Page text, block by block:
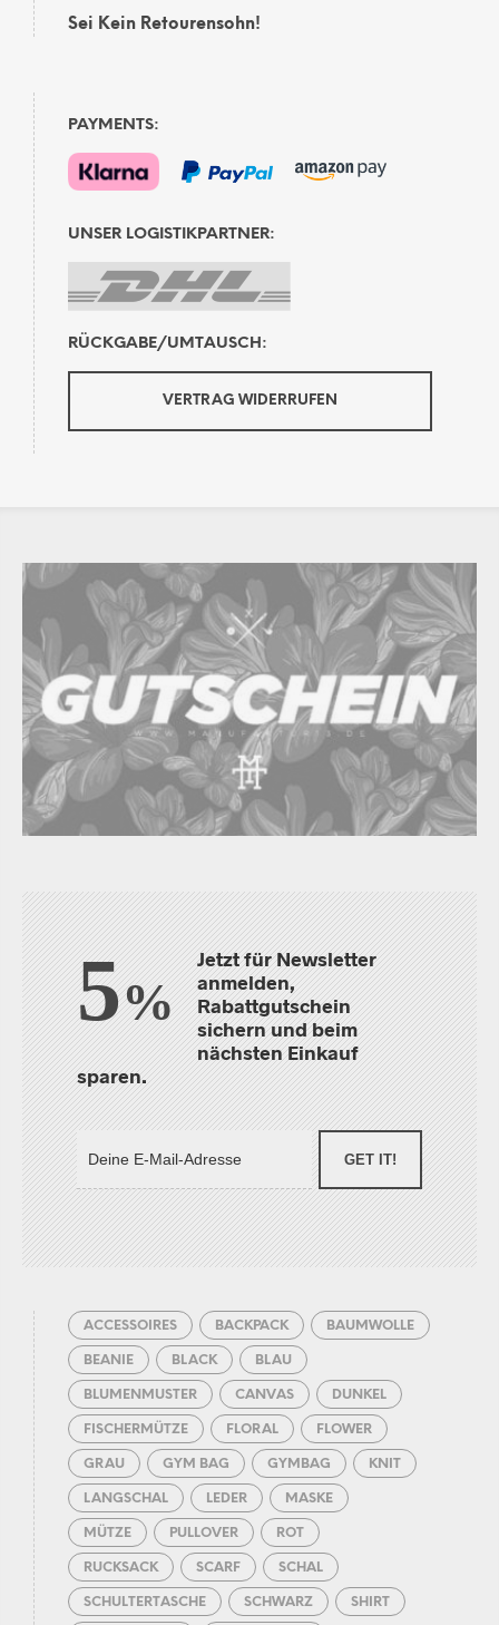
Sei Kein Retourensohn!
PAYMENTS:
UNSER LOGISTIKPARTNER:
RÜCKGABE/UMTAUSCH:
VERTRAG WIDERRUFEN
5%
Jetzt für Newsletter
anmelden,
Rabattgutschein
sichern und beim
nächsten Einkauf
sparen.
GET IT!
ACCESSOIRES BACKPACK BAUMWOLLE
BEANIE BLACK BLAU
BLUMENMUSTER CANVAS DUNKEL
FISCHERMÜTZE FLORAL FLOWER
GRAU GYM BAG GYMBAG KNIT
LANGSCHAL LEDER MASKE
MÜTZE PULLOVER ROT
RUCKSACK SCARF SCHAL
SCHULTERTASCHE SCHWARZ SHIRT